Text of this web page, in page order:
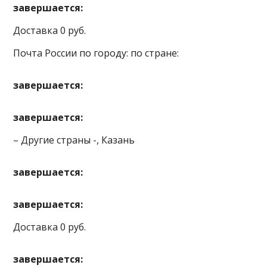
завершается:
Доставка 0 руб.
Почта России по городу: по стране:
завершается:
завершается:
– Другие страны -, Казань
завершается:
завершается:
Доставка 0 руб.
завершается: